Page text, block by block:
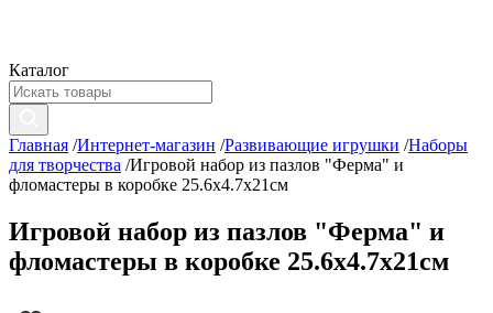
Каталог
Главная /Интернет-магазин /Развивающие игрушки /Наборы
для творчества /Игровой набор из пазлов "Ферма" и
фломастеры в коробке 25.6х4.7х21см
Игровой набор из пазлов "Ферма" и
фломастеры в коробке 25.6х4.7х21см